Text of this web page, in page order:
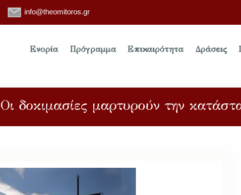
info@theomitoros.gr
Ενορία Πρόγραμμα Επικαιρότητα Δράσεις
Οι δοκιμασίες μαρτυρούν την